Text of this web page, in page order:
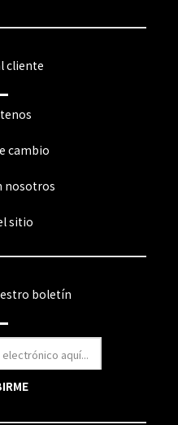
cliente
cambio
nosotros
sitio
boletín